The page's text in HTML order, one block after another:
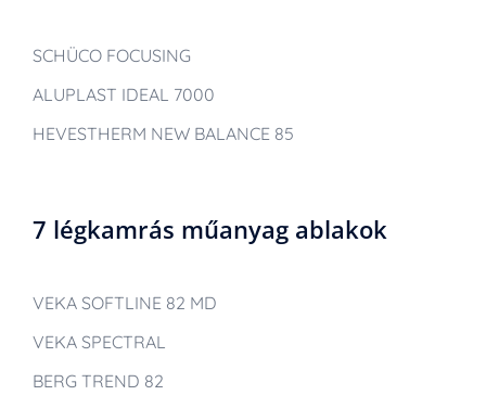
SCHÜCO FOCUSING
ALUPLAST IDEAL 7000
HEVESTHERM NEW BALANCE 85
7 légkamrás műanyag ablakok
VEKA SOFTLINE 82 MD
VEKA SPECTRAL
BERG TREND 82